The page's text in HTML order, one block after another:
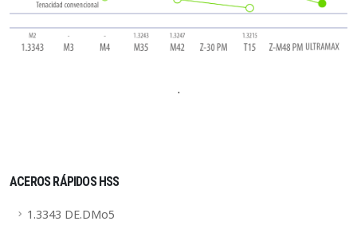
ACEROS RÁPIDOS HSS
1.3343 DE.DMo5
·